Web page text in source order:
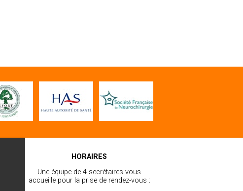
HORAIRES
Une équipe de 4 secrétaires vous
accueille pour la prise de rendez-vous :